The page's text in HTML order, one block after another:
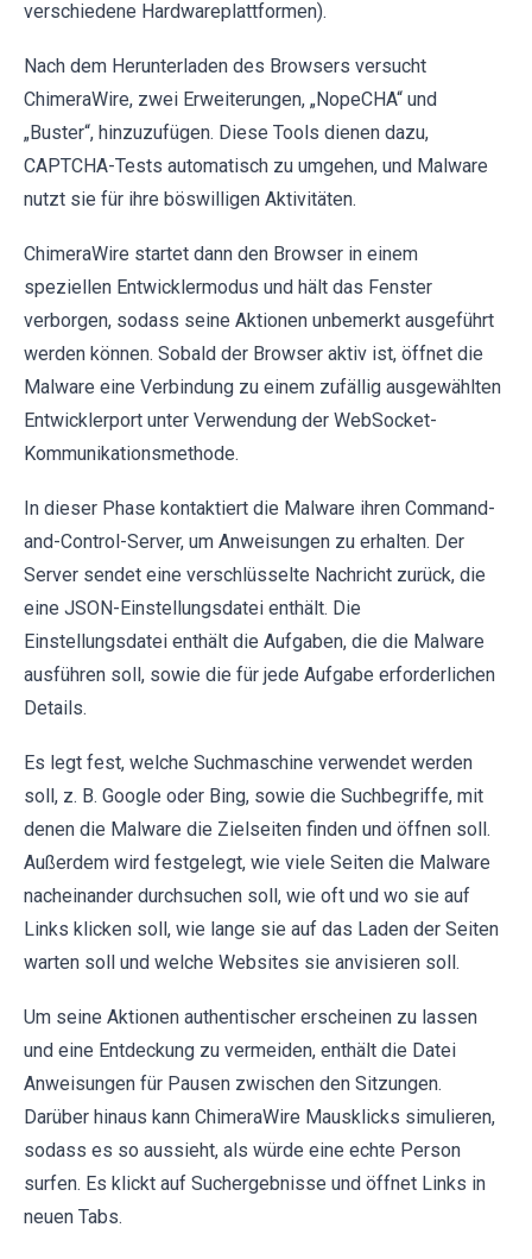
verschiedene Hardwareplattformen).
Nach dem Herunterladen des Browsers versucht
ChimeraWire, zwei Erweiterungen, „NopeCHA“ und
„Buster“, hinzuzufügen. Diese Tools dienen dazu,
CAPTCHA-Tests automatisch zu umgehen, und Malware
nutzt sie für ihre böswilligen Aktivitäten.
ChimeraWire startet dann den Browser in einem
speziellen Entwicklermodus und hält das Fenster
verborgen, sodass seine Aktionen unbemerkt ausgeführt
werden können. Sobald der Browser aktiv ist, öffnet die
Malware eine Verbindung zu einem zufällig ausgewählten
Entwicklerport unter Verwendung der WebSocket-
Kommunikationsmethode.
In dieser Phase kontaktiert die Malware ihren Command-
and-Control-Server, um Anweisungen zu erhalten. Der
Server sendet eine verschlüsselte Nachricht zurück, die
eine JSON-Einstellungsdatei enthält. Die
Einstellungsdatei enthält die Aufgaben, die die Malware
ausführen soll, sowie die für jede Aufgabe erforderlichen
Details.
Es legt fest, welche Suchmaschine verwendet werden
soll, z. B. Google oder Bing, sowie die Suchbegriffe, mit
denen die Malware die Zielseiten finden und öffnen soll.
Außerdem wird festgelegt, wie viele Seiten die Malware
nacheinander durchsuchen soll, wie oft und wo sie auf
Links klicken soll, wie lange sie auf das Laden der Seiten
warten soll und welche Websites sie anvisieren soll.
Um seine Aktionen authentischer erscheinen zu lassen
und eine Entdeckung zu vermeiden, enthält die Datei
Anweisungen für Pausen zwischen den Sitzungen.
Darüber hinaus kann ChimeraWire Mausklicks simulieren,
sodass es so aussieht, als würde eine echte Person
surfen. Es klickt auf Suchergebnisse und öffnet Links in
neuen Tabs.